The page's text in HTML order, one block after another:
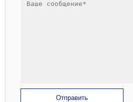
Отправить